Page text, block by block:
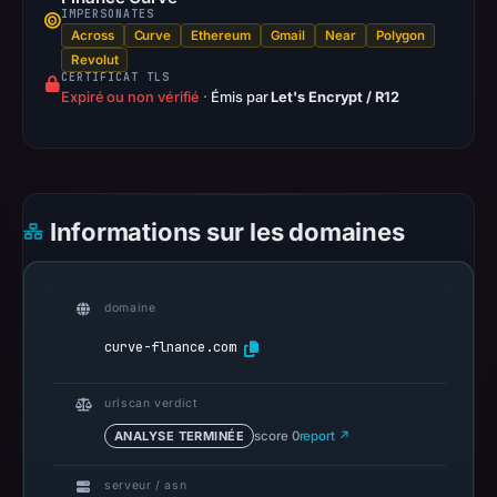
01:54
Reachability
does
whether
the
safe.
Google
IMPERSONATES
Across Curve Ethereum Gmail Near
Polygon
Revolut
CERTIFICAT TLS
Expiré ou non vérifié · Émis parLet's Encrypt / R12
Informations sur les domaines
domaine
curve-flnance.com
urlscan verdict
ANALYSE TERMINÉE score 0report ↗
serveur / asn